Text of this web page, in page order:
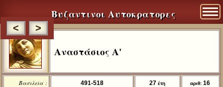
< >
Βυζαντινοι Αυτοκρατορες
Αναστάσιος Α'
Βασιλεία : 491-518 27έτη αριθ:16